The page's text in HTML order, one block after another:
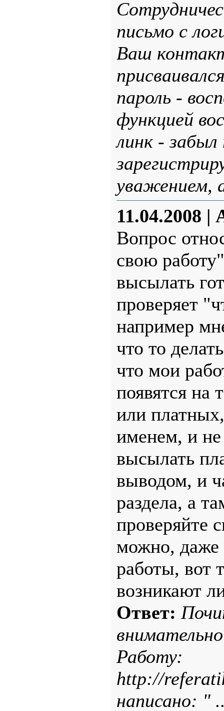
письмо с
Ваш
пароль -
функцией
линк - забыл
уважением,
11.04.2008 |
Вопрос
свою
высылать
проверяет
например
что то
что мои
появятся на
или
именем, и
высылать
выводом, и
раздела, а
проверяйте
можно, даже
работы, вот
возникают
Ответ:
Работу:
http://
написано: "